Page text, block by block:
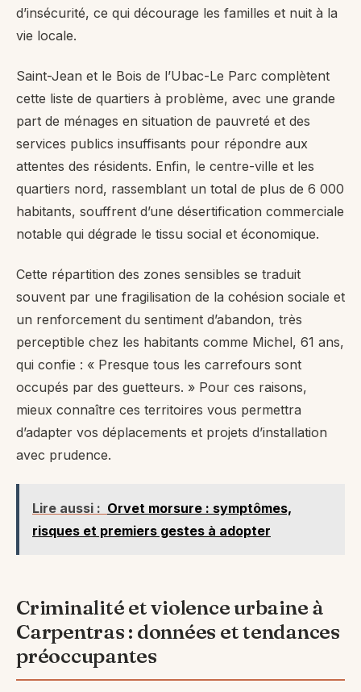
d’insécurité, ce qui décourage les familles et nuit à la
vie locale.
Saint-Jean et le Bois de l’Ubac-Le Parc complètent
cette liste de quartiers à problème, avec une grande
part de ménages en situation de pauvreté et des
services publics insuffisants pour répondre aux
attentes des résidents. Enfin, le centre-ville et les
quartiers nord, rassemblant un total de plus de 6 000
habitants, souffrent d’une désertification commerciale
notable qui dégrade le tissu social et économique.
Cette répartition des zones sensibles se traduit
souvent par une fragilisation de la cohésion sociale et
un renforcement du sentiment d’abandon, très
perceptible chez les habitants comme Michel, 61 ans,
qui confie : « Presque tous les carrefours sont
occupés par des guetteurs. » Pour ces raisons,
mieux connaître ces territoires vous permettra
d’adapter vos déplacements et projets d’installation
avec prudence.
Lire aussi : Orvet morsure : symptômes,
risques et premiers gestes à adopter
Criminalité et violence urbaine à
Carpentras : données et tendances
préoccupantes